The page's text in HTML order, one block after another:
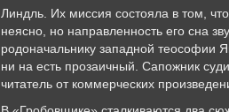
Линдль. Их миссия состояла в том,
неясно, но направленность его сна
родоначальнику западной теософии
ни на есть прозаичный. Сапожник
читатель от коммерческих